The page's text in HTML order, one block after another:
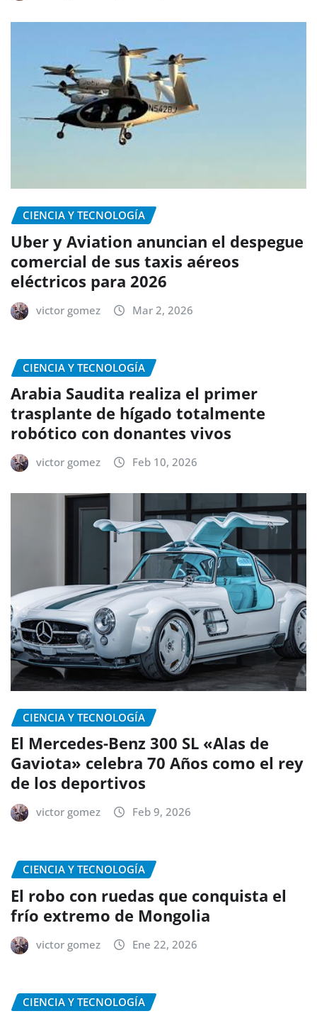
CIENCIA Y TECNOLOGÍA
Uber y Aviation anuncian el despegue
comercial de sus taxis aéreos
eléctricos para 2026
victor gomez Mar 2, 2026
CIENCIA Y TECNOLOGÍA
Arabia Saudita realiza el primer
trasplante de hígado totalmente
robótico con donantes vivos
victor gomez Feb 10, 2026
CIENCIA Y TECNOLOGÍA
El Mercedes-Benz 300 SL «Alas de
Gaviota» celebra 70 Años como el rey
de los deportivos
victor gomez Feb 9, 2026
CIENCIA Y TECNOLOGÍA
El robo con ruedas que conquista el
frío extremo de Mongolia
victor gomez Ene 22, 2026
CIENCIA Y TECNOLOGÍA